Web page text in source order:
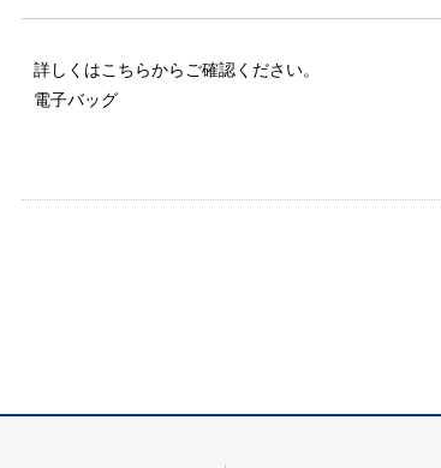
詳しくはこちらからご確認ください。
電子バッグ